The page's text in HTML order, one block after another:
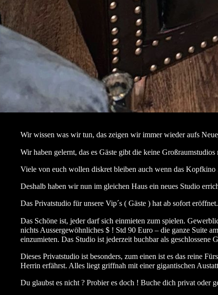
Wir wissen was wir tun, das zeigen wir immer wieder aufs
Wir haben gelernt, das es Gäste gibt die keine Großraumstudios
Viele von euch wollen diskret bleiben auch wenn das
Deshalb haben wir nun im gleichen Haus ein neues Studio
Das Privatstudio für unsere Vip´s ( Gäste ) hat ab sofort eröffnet.
Das Schöne ist, jeder darf sich einmieten zum spielen.
nichts Aussergewöhnliches $ ! Std 90 Euro – die ganze Suite
einzumieten. Das Studio ist jederzeit buchbar als geschlossene
Dieses Privatstudio ist besonders, zum einen ist es das reine
Herrin erfährst. Alles liegt griffnah mit einer gigantischen
Du glaubst es nicht ? Probier es doch ! Buche dich privat oder